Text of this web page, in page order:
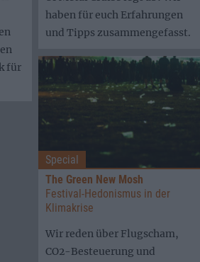
haben für euch Erfahrungen
und Tipps zusammengefasst.
für
Special
The Green New Mosh
Festival-Hedonismus in der
Klimakrise
Wir reden über Flugscham,
CO2-Besteuerung und